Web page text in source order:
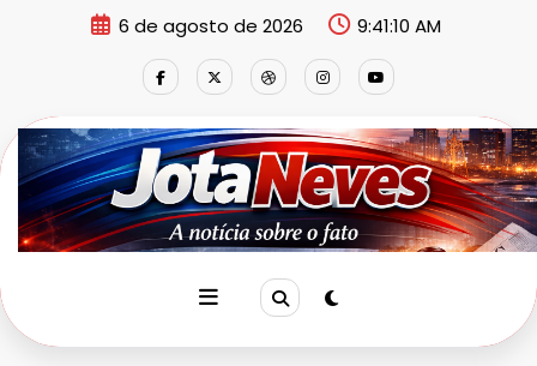
6 de agosto de 2026 9:41:11 AM